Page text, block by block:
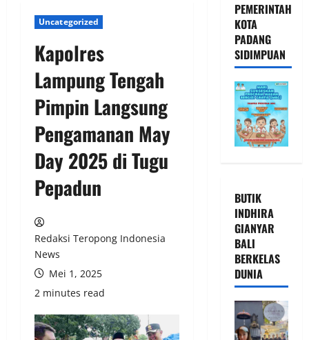
Uncategorized
Kapolres
Lampung Tengah
Pimpin Langsung
Pengamanan May
Day 2025 di Tugu
Pepadun
Redaksi Teropong Indonesia
News
Mei 1, 2025
2 minutes read
PEMERINTAH
KOTA
PADANG
SIDIMPUAN
BUTIK
INDHIRA
GIANYAR
BALI
BERKELAS
DUNIA